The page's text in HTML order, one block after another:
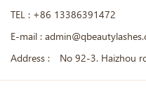
TEL : +86 13386391472
E-mail :
Address :
No 92-3. Haizhou